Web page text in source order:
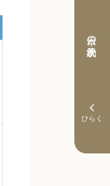
本日の予約状況